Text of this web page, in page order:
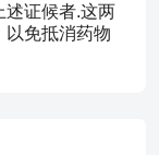
述证候者.这两
以免抵消药物